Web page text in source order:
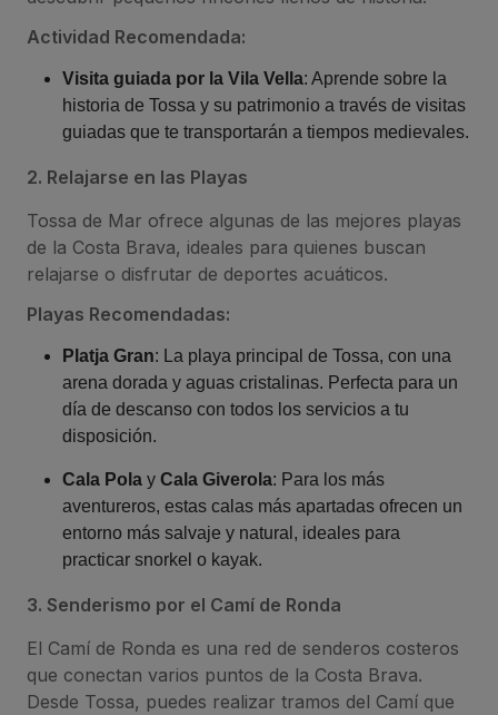
Actividad Recomendada:
Visita guiada por la Vila Vella: Aprende sobre la
historia de Tossa y su patrimonio a través de visitas
guiadas que te transportarán a tiempos medievales.
2. Relajarse en las Playas
Tossa de Mar ofrece algunas de las mejores playas
de la Costa Brava, ideales para quienes buscan
relajarse o disfrutar de deportes acuáticos.
Playas Recomendadas:
Platja Gran: La playa principal de Tossa, con una
arena dorada y aguas cristalinas. Perfecta para un
día de descanso con todos los servicios a tu
disposición.
Cala Pola y Cala Giverola: Para los más
aventureros, estas calas más apartadas ofrecen un
entorno más salvaje y natural, ideales para
practicar snorkel o kayak.
3. Senderismo por el Camí de Ronda
El Camí de Ronda es una red de senderos costeros
que conectan varios puntos de la Costa Brava.
Desde Tossa, puedes realizar tramos del Camí que